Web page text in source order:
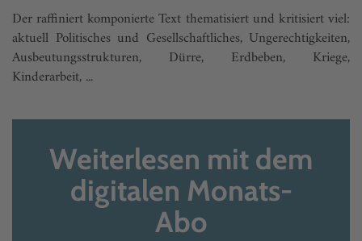
Der raffiniert komponierte Text thematisiert und kritisiert viel:
aktuell Politisches und Gesellschaftliches, Ungerechtigkeiten,
Ausbeutungsstrukturen, Dürre, Erdbeben, Kriege,
Kinderarbeit, ...
Weiterlesen mit dem
digitalen Monats-
Abo